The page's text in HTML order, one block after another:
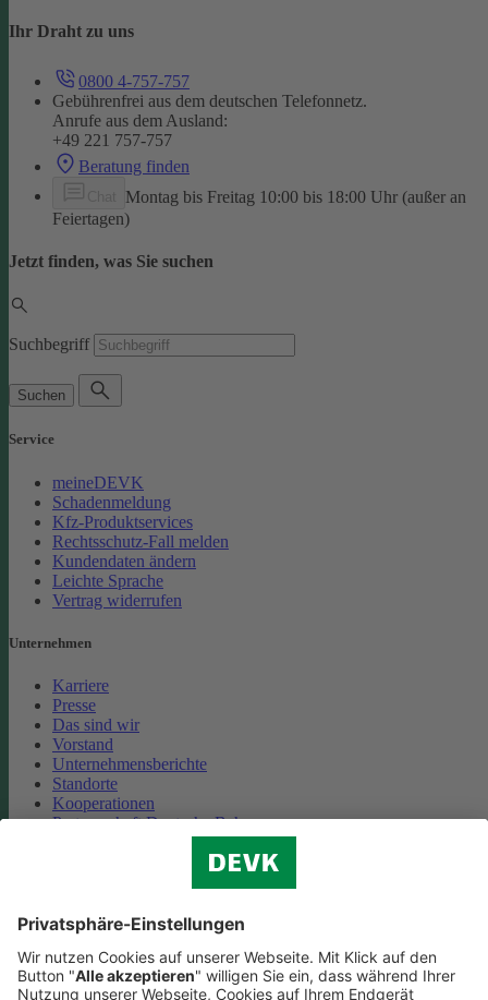
Ihr Draht zu uns
0800 4-757-757
Gebührenfrei aus dem deutschen Telefonnetz.
Anrufe aus dem Ausland:
+49 221 757-757
Beratung finden
Montag bis Freitag 10:00 bis 18:00 Uhr (außer an
Feiertagen)
Jetzt finden, was Sie suchen
Suchbegriff
Suchen
Service
meineDEVK
Schadenmeldung
Kfz-Produktservices
Rechtsschutz-Fall melden
Kundendaten ändern
Leichte Sprache
Vertrag widerrufen
Unternehmen
Karriere
Presse
Das sind wir
Vorstand
Unternehmensberichte
Standorte
Kooperationen
Partnerschaft Deutsche Bahn